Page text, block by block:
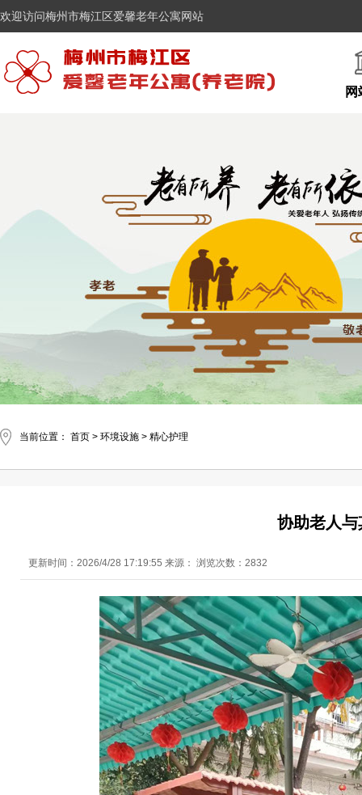
欢迎访问梅州市梅江区爱馨老年公寓网站
当前位置： 首页 > 环境设施 > 精心护理
协助老人
更新时间：2026/4/28 17:19:55 来源： 浏览次数：2832